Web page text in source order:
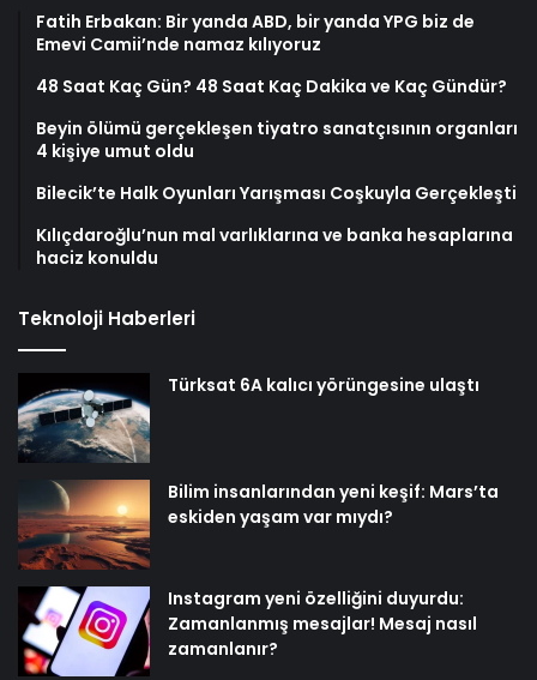
Fatih Erbakan: Bir yanda ABD, bir yanda YPG biz de
Emevi Camii’nde namaz kılıyoruz
48 Saat Kaç Gün? 48 Saat Kaç Dakika ve Kaç Gündür?
Beyin ölümü gerçekleşen tiyatro sanatçısının organları
4 kişiye umut oldu
Bilecik’te Halk Oyunları Yarışması Coşkuyla Gerçekleşti
Kılıçdaroğlu’nun mal varlıklarına ve banka hesaplarına
haciz konuldu
Teknoloji Haberleri
Türksat 6A kalıcı yörüngesine ulaştı
Bilim insanlarından yeni keşif: Mars’ta
eskiden yaşam var mıydı?
Instagram yeni özelliğini duyurdu:
Zamanlanmış mesajlar! Mesaj nasıl
zamanlanır?